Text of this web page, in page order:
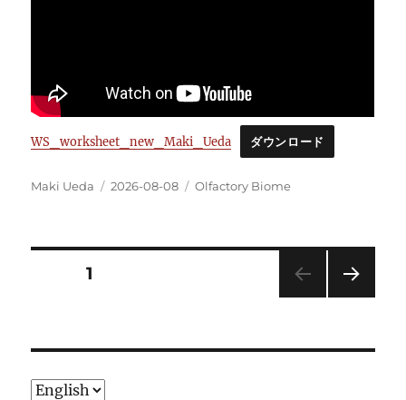
WS_worksheet_new_Maki_Ueda ダウンロード
Author
Maki Ueda
Posted
2026-08-08 Categories
Olfactory Biome
Posts
PAGE1
Choose